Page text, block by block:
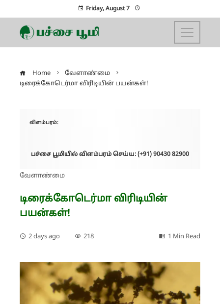
Friday, August 7
Home
வேளாண்மை
டிரைக்கோடெர்மா விரிடியின் பயன்கள்!
விளம்பரம்:
பச்சை பூமியில் விளம்பரம் செய்ய: (+91) 90430 82900
வேளாண்மை
டிரைக்கோடெர்மா விரிடியின்
பயன்கள்!
2 days ago 218 1 Min Read